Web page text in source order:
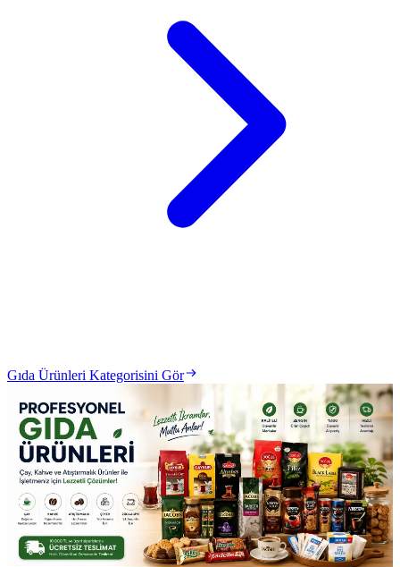
Gıda Ürünleri Kategorisini Gör